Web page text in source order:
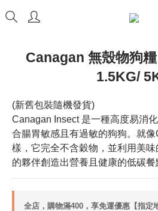
Canagan 無殼物狗
1.5KG/
(新舊包裝隨機發貨)
Canagan Insect 是一種高度易消
合腸胃敏感且有過敏的狗狗。就
樣，它完全不含穀物，並利用美
的夥伴創造出營養且健康的低碳餐
全店，購物滿400，享免運優惠【指定